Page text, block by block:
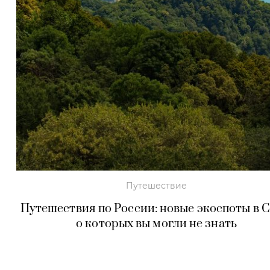
Путешествие
Путешествия по России: новые экоспоты в
о которых вы могли не знать